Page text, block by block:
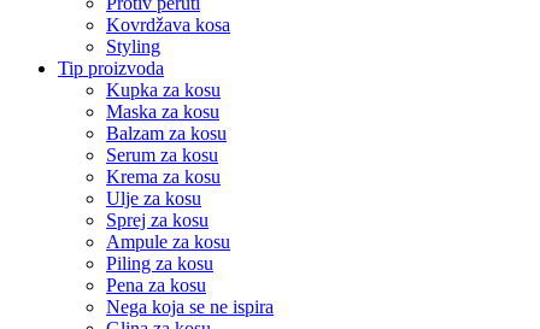
Kovrdžava kosa
Styling
Tip proizvoda
Kupka za kosu
Maska za kosu
Balzam za kosu
Serum za kosu
Krema za kosu
Ulje za kosu
Sprej za kosu
Ampule za kosu
Piling za kosu
Pena za kosu
Nega koja se ne ispira